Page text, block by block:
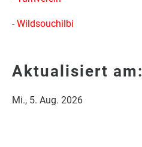
- Wildsouchilbi
Aktualisiert am:
Mi., 5. Aug. 2026